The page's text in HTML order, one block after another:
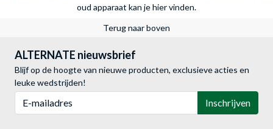
oud apparaat kan je hier vinden.
Terug naar boven
ALTERNATE nieuwsbrief
Blijf op de hoogte van nieuwe producten, exclusieve acties en
leuke wedstrijden!
Inschrijven